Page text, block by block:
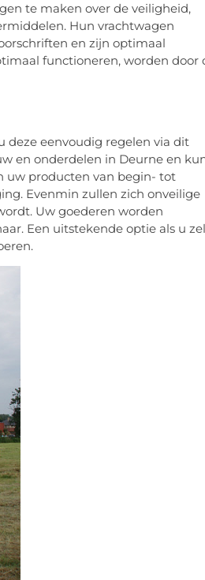
te maken over de veiligheid,
Hun vrachtwagen
en zijn optimaal
functioneren, worden door
deze eenvoudig regelen via dit
en onderdelen in Deurne en
uw producten van begin- tot
Evenmin zullen zich onveilige
Uw goederen worden
Een uitstekende optie als u